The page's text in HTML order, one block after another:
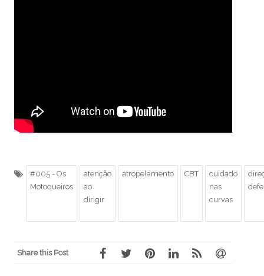
#005 - Os
Motoqueiros
atenção
ao
dirigir
atropelamento CBT
cuidado
nas
curvas
Share this Post